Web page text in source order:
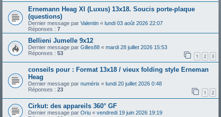
Ernemann Heag XI (Luxus) 13x18. Soucis porte-plaque
(questions)
Dernier message par Valentin « lundi 03 août 2026 22:07
Réponses : 7
Bellieni Jumelle 9x12
Dernier message par Gilles88 « mardi 28 juillet 2026 15:53
Réponses : 53 1 2 3
conseils pour : Format 13x18 / vieux folding style Erneman
Heag
Dernier message par numérix « lundi 20 juillet 2026 0:48
Réponses : 23 1 2
Cirkut: des appareils 360° GF
Dernier message par Oriu « vendredi 19 juin 2026 19:19